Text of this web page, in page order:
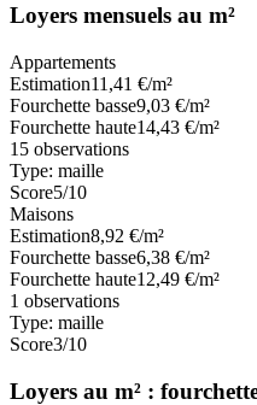
Loyers mensuels au m²
Appartements
Estimation11,41 €/m²
Fourchette basse9,03 €/m²
Fourchette haute14,43 €/m²
15 observations
Type: maille
Score5/10
Maisons
Estimation8,92 €/m²
Fourchette basse6,38 €/m²
Fourchette haute12,49 €/m²
1 observations
Type: maille
Score3/10
Loyers au m² :